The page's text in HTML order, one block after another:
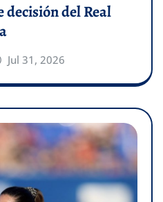
del Real
Jul 31, 2026